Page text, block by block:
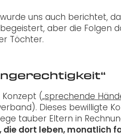
uns auch berichtet,
aber die Folgen
Töchter.
(„sprechende
Dieses bewilligte
tauber Eltern in
dort leben, monatlich